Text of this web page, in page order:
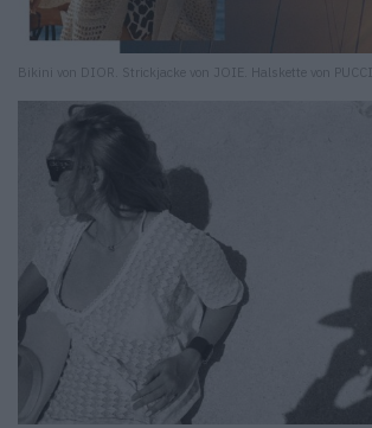
Bikini von DIOR. Strickjacke von JOIE. Halskette von PUCCI.